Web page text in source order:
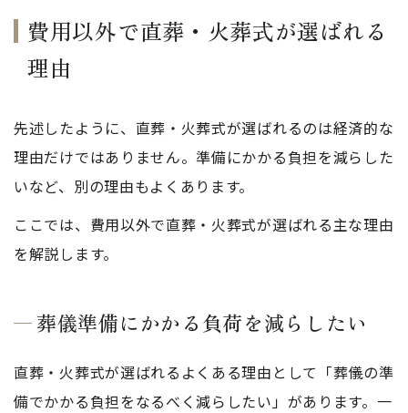
費用以外で直葬・火葬式が選ばれる
理由
先述したように、直葬・火葬式が選ばれるのは経済的な
理由だけではありません。準備にかかる負担を減らした
いなど、別の理由もよくあります。
ここでは、費用以外で直葬・火葬式が選ばれる主な理由
を解説します。
葬儀準備にかかる負荷を減らしたい
直葬・火葬式が選ばれるよくある理由として「葬儀の準
備でかかる負担をなるべく減らしたい」があります。一